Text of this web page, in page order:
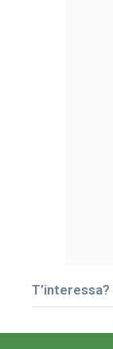
T’interessa?